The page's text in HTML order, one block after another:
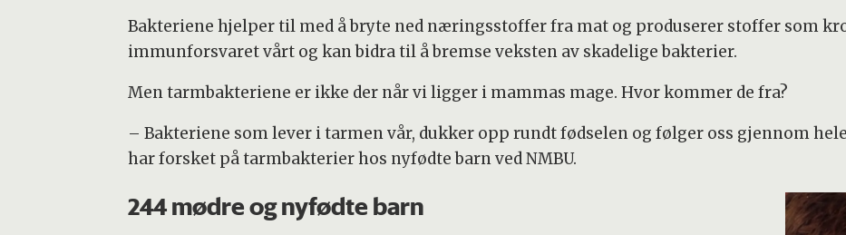
Bakteriene hjelper til med å bryte ned næringsstoffer fra mat og produserer stoffer som
immunforsvaret vårt og kan bidra til å bremse veksten av skadelige bakterier.
Men tarmbakteriene er ikke der når vi ligger i mammas mage. Hvor kommer de fra?
– Bakteriene som lever i tarmen vår, dukker opp rundt fødselen og følger oss gjennom
har forsket på tarmbakterier hos nyfødte barn ved NMBU.
244 mødre og nyfødte barn